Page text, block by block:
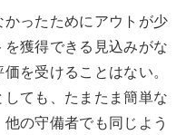
ったためにアウトが少
獲得できる見込みがな
を受けることはない。
ても、たまたま簡単な
の守備者でも同じよう